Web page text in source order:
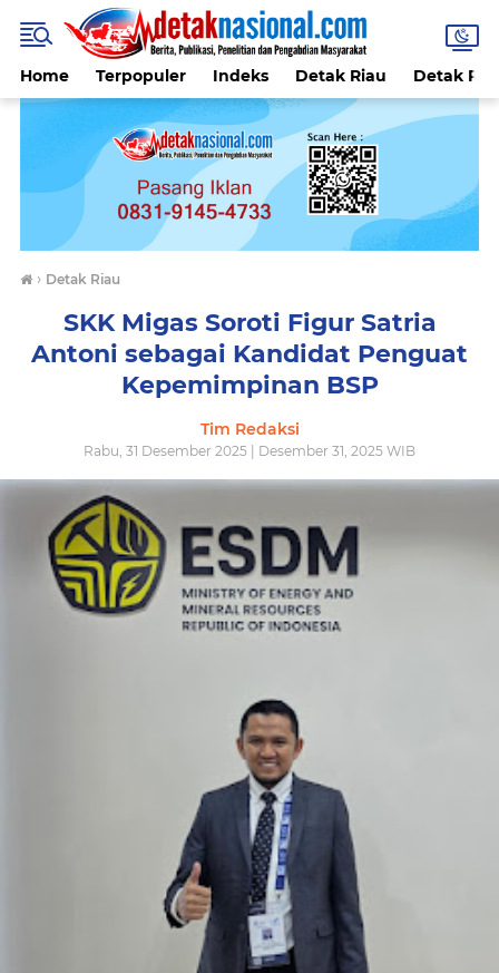
Home Terpopuler Indeks Detak Riau Detak
› Detak Riau
SKK Migas Soroti Figur Satria
Antoni sebagai Kandidat Penguat
Kepemimpinan BSP
Tim Redaksi
Rabu, 31 Desember 2025 | Desember 31, 2025 WIB